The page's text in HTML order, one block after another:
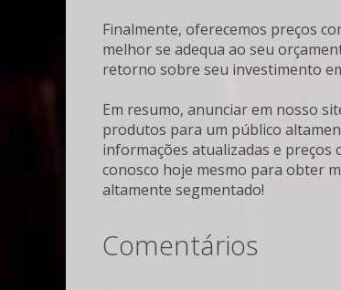
Finalmente, oferecemos preços
melhor se adequa ao seu
retorno sobre seu investimento
Em resumo, anunciar em nosso
produtos para um público
informações atualizadas e
conosco hoje mesmo para obter
altamente segmentado!
Comentários